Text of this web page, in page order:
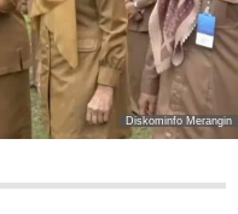
Diskominfo Merangin